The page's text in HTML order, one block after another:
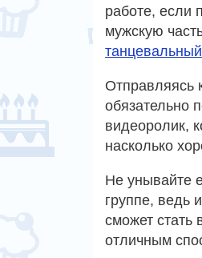
работе, если
мужскую
Отправляясь
обязательно
видеоролик,
насколько
Не унывайте
группе, ведь
сможет стать
отличным